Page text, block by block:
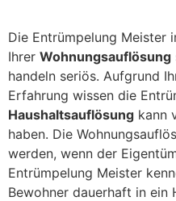
Die Entrümpelung Meister
Ihrer Wohnungsauflösung
handeln seriös. Aufgrund
Erfahrung wissen die
Haushaltsauflösung kann
haben. Die
werden, wenn der
Entrümpelung Meister
Bewohner dauerhaft in ein